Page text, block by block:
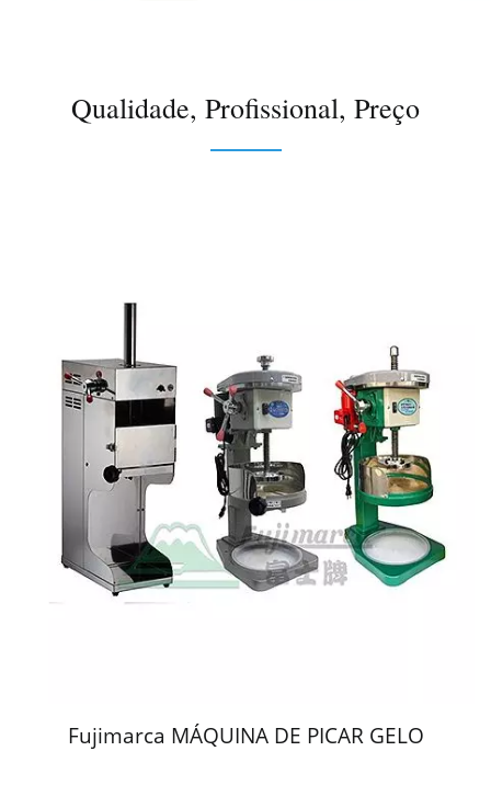
Qualidade, Profissional, Preço
Fujimarca MÁQUINA DE PICAR GELO